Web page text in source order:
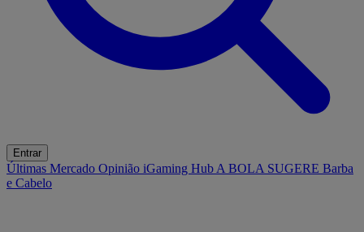
Entrar
Últimas Mercado Opinião iGaming Hub A BOLA SUGERE Barba
e Cabelo